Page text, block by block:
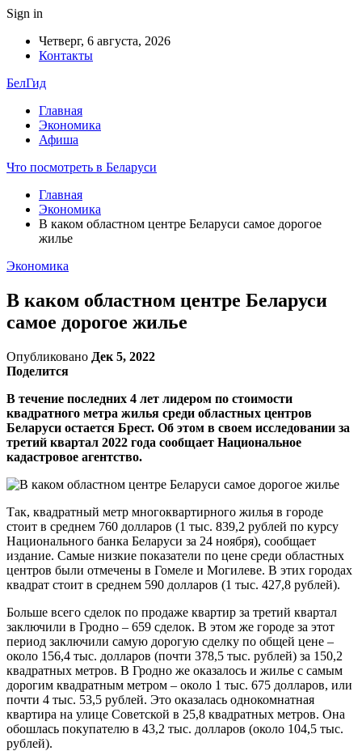
Sign in
Четверг, 6 августа, 2026
Контакты
БелГид
Главная
Экономика
Афиша
Что посмотреть в Беларуси
Главная
Экономика
В каком областном центре Беларуси самое дорогое
жилье
Экономика
В каком областном центре Беларуси
самое дорогое жилье
Опубликовано Дек 5, 2022
Поделится
В течение последних 4 лет лидером по стоимости
квадратного метра жилья среди областных центров
Беларуси остается Брест. Об этом в своем исследовании за
третий квартал 2022 года сообщает Национальное
кадастровое агентство.
Так, квадратный метр многоквартирного жилья в городе
стоит в среднем 760 долларов (1 тыс. 839,2 рублей по курсу
Национального банка Беларуси за 24 ноября), сообщает
издание. Самые низкие показатели по цене среди областных
центров были отмечены в Гомеле и Могилеве. В этих городах
квадрат стоит в среднем 590 долларов (1 тыс. 427,8 рублей).
Больше всего сделок по продаже квартир за третий квартал
заключили в Гродно – 659 сделок. В этом же городе за этот
период заключили самую дорогую сделку по общей цене –
около 156,4 тыс. долларов (почти 378,5 тыс. рублей) за 150,2
квадратных метров. В Гродно же оказалось и жилье с самым
дорогим квадратным метром – около 1 тыс. 675 долларов, или
почти 4 тыс. 53,5 рублей. Это оказалась однокомнатная
квартира на улице Советской в 25,8 квадратных метров. Она
обошлась покупателю в 43,2 тыс. долларов (около 104,5 тыс.
рублей).